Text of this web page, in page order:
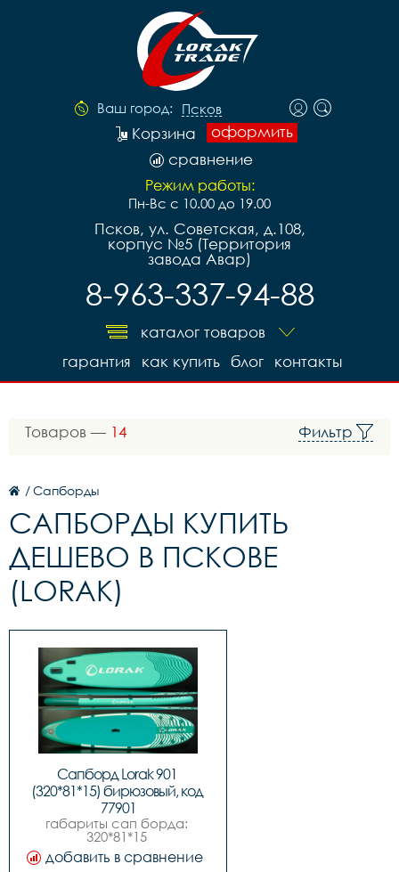
Ваш город: Псков
оформить
Корзина
сравнение
Режим работы:
Пн-Вс с 10.00 до 19.00
Псков, ул. Советская, д.108,
корпус №5 (Территория
завода Авар)
8-963-337-94-88
каталог товаров
контакты
блог
как купить
гарантия
Товаров — 14 Фильтр
/Сапборды
САПБОРДЫ КУПИТЬ
ДЕШЕВО В ПСКОВЕ
(LORAK)
Сапборд Lorak 901
(320*81*15) бирюзовый, код
77901
габариты сап борда:
320*81*15
см,максимальное
давление 15psi 1
добавить в сравнение